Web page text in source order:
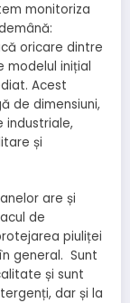
monitoriza
oricare dintre
inițial
Acest
de dimensiuni,
industriale,
și
are și
de
piuliței
general. Sunt
și sunt
dar și la